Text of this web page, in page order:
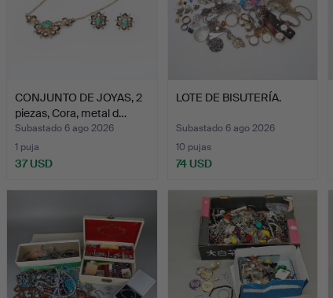
CONJUNTO DE JOYAS, 2
piezas, Cora, metal d…
Subastado 6 ago 2026
1 puja
37 USD
LOTE DE BISUTERÍA.
Subastado 6 ago 2026
10 pujas
74 USD